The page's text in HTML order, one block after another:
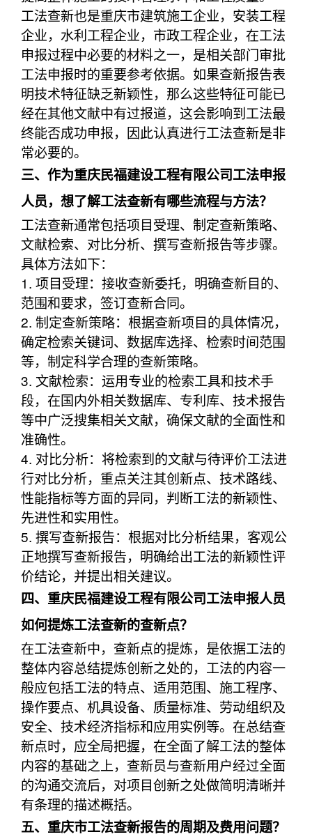
工法查新也是重庆市建筑施工企业，安装工程
企业，水利工程企业，市政工程企业，在工法
申报过程中必要的材料之一，是相关部门审批
工法申报时的重要参考依据。如果查新报告表
明技术特征缺乏新颖性，那么这些特征可能已
经在其他文献中有过报道，这会影响到工法最
终能否成功申报，因此认真进行工法查新是非
常必要的。
三、作为重庆民福建设工程有限公司工法申报
人员，想了解工法查新有哪些流程与方法？
工法查新通常包括项目受理、制定查新策略、
文献检索、对比分析、撰写查新报告等步骤。
具体方法如下：
1. 项目受理：接收查新委托，明确查新目的、
范围和要求，签订查新合同。
2. 制定查新策略：根据查新项目的具体情况，
确定检索关键词、数据库选择、检索时间范围
等，制定科学合理的查新策略。
3. 文献检索：运用专业的检索工具和技术手
段，在国内外相关数据库、专利库、技术报告
等中广泛搜集相关文献，确保文献的全面性和
准确性。
4. 对比分析：将检索到的文献与待评价工法进
行对比分析，重点关注其创新点、技术路线、
性能指标等方面的异同，判断工法的新颖性、
先进性和实用性。
5. 撰写查新报告：根据对比分析结果，客观公
正地撰写查新报告，明确给出工法的新颖性评
价结论，并提出相关建议。
四、重庆民福建设工程有限公司工法申报人员
如何提炼工法查新的查新点？
在工法查新中，查新点的提炼，是依据工法的
整体内容总结提炼创新之处的，工法的内容一
般应包括工法的特点、适用范围、施工程序、
操作要点、机具设备、质量标准、劳动组织及
安全、技术经济指标和应用实例等。在总结查
新点时，应全局把握，在全面了解工法的整体
内容的基础之上，查新员与查新用户经过全面
的沟通交流后，对项目创新之处做简明清晰并
有条理的描述概括。
五、重庆市工法查新报告的周期及费用问题？